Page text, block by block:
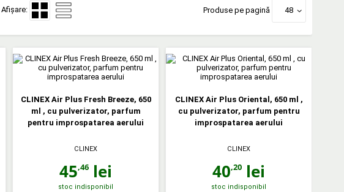
Afișare: Produse pe pagină 48
CLINEX Air Plus Fresh Breeze, 650
ml , cu pulverizator, parfum
pentru improspatarea aerului
CLINEX
45,46 lei
stoc indisponibil
CLINEX Air Plus Oriental, 650 ml ,
cu pulverizator, parfum pentru
improspatarea aerului
CLINEX
40,20 lei
stoc indisponibil